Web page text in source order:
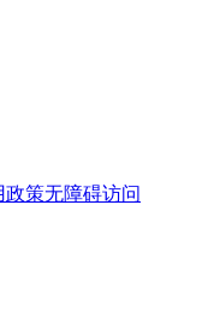
政策无障碍访问